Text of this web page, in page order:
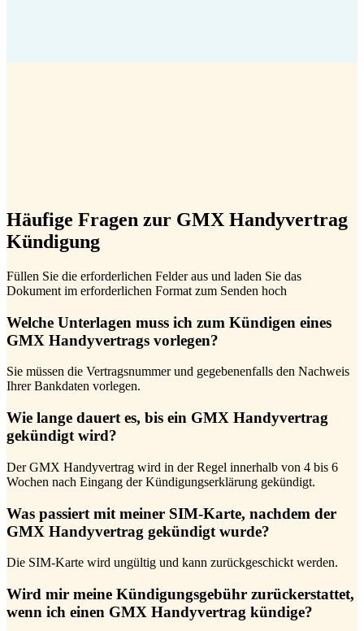
Häufige Fragen zur GMX Handyvertrag
Kündigung
Füllen Sie die erforderlichen Felder aus und laden Sie das
Dokument im erforderlichen Format zum Senden hoch
Welche Unterlagen muss ich zum Kündigen eines
GMX Handyvertrags vorlegen?
Sie müssen die Vertragsnummer und gegebenenfalls den Nachweis
Ihrer Bankdaten vorlegen.
Wie lange dauert es, bis ein GMX Handyvertrag
gekündigt wird?
Der GMX Handyvertrag wird in der Regel innerhalb von 4 bis 6
Wochen nach Eingang der Kündigungserklärung gekündigt.
Was passiert mit meiner SIM-Karte, nachdem der
GMX Handyvertrag gekündigt wurde?
Die SIM-Karte wird ungültig und kann zurückgeschickt werden.
Wird mir meine Kündigungsgebühr zurückerstattet,
wenn ich einen GMX Handyvertrag kündige?